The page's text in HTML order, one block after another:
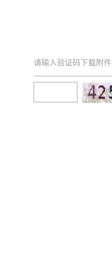
请输入验证码下载附件